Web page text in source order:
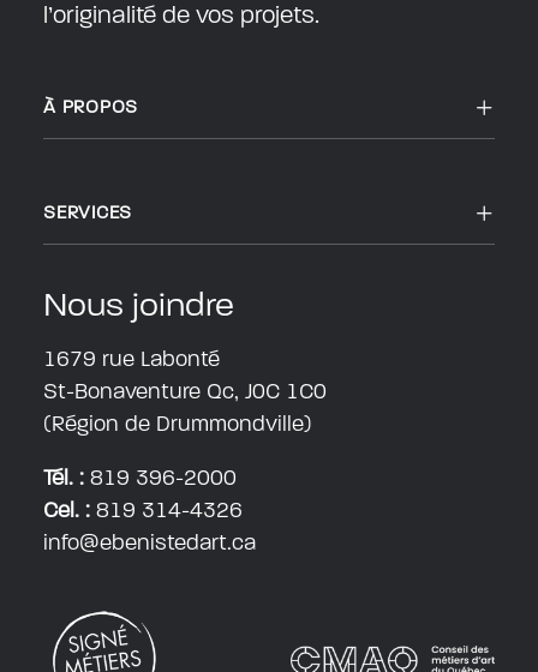
l’originalité de vos projets.
À PROPOS
SERVICES
Nous joindre
1679 rue Labonté
St-Bonaventure Qc, J0C 1C0
(Région de Drummondville)
Tél. : 819 396-2000
Cel. : 819 314-4326
info@ebenistedart.ca